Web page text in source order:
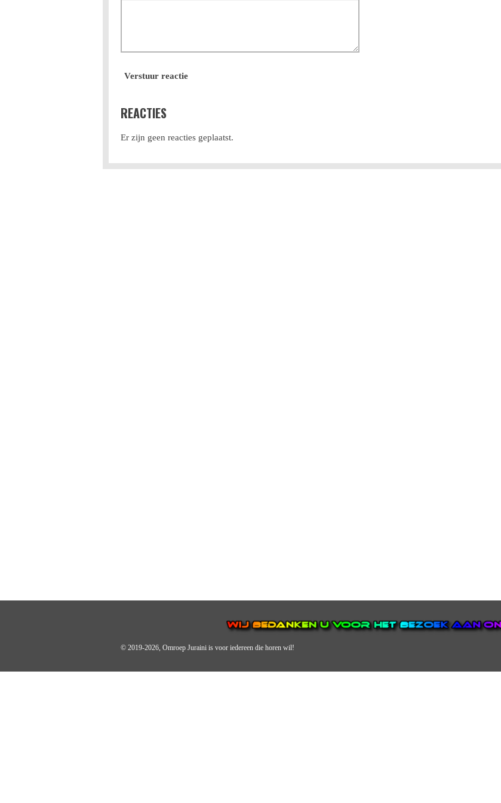
Verstuur reactie
REACTIES
Er zijn geen reacties geplaatst.
© 2019-2026, Omroep Juraini is voor iedereen die horen wil!